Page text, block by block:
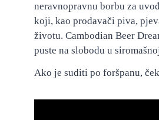
neravnopravnu borbu za
koji, kao prodavači piva,
životu. Cambodian Beer
puste na slobodu u
Ako je suditi po foršpanu,